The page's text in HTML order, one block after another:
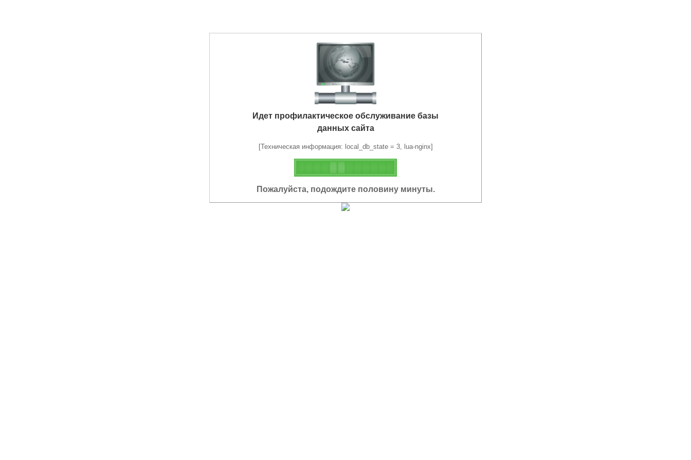
Идет профилактическое обслуживание базы
данных сайта
[Техническая информация: local_db_state = 3, lua-nginx]
Пожалуйста, подождите половину минуты.